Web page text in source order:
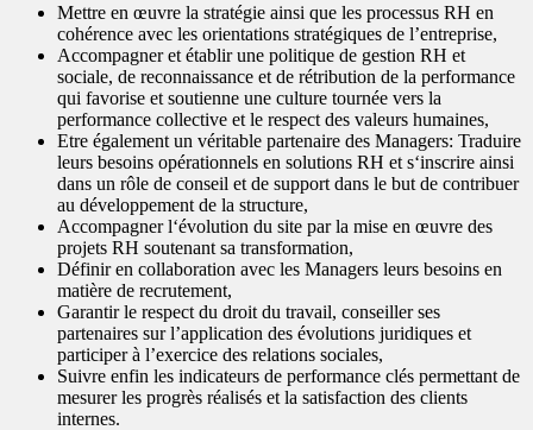
Mettre en œuvre la stratégie ainsi que les processus RH en
cohérence avec les orientations stratégiques de l’entreprise,
Accompagner et établir une politique de gestion RH et
sociale, de reconnaissance et de rétribution de la performance
qui favorise et soutienne une culture tournée vers la
performance collective et le respect des valeurs humaines,
Etre également un véritable partenaire des Managers: Traduire
leurs besoins opérationnels en solutions RH et s‘inscrire ainsi
dans un rôle de conseil et de support dans le but de contribuer
au développement de la structure,
Accompagner l‘évolution du site par la mise en œuvre des
projets RH soutenant sa transformation,
Définir en collaboration avec les Managers leurs besoins en
matière de recrutement,
Garantir le respect du droit du travail, conseiller ses
partenaires sur l’application des évolutions juridiques et
participer à l’exercice des relations sociales,
Suivre enfin les indicateurs de performance clés permettant de
mesurer les progrès réalisés et la satisfaction des clients
internes.